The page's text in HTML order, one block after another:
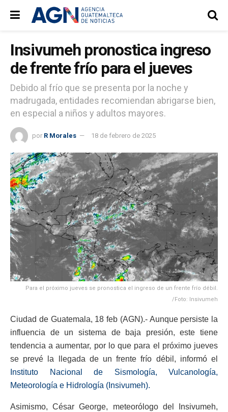
Insivumeh pronostica ingreso
de frente frío para el jueves
Debido al frío que se presenta por la noche y
madrugada, entidades recomiendan abrigarse bien,
en especial a niños y adultos mayores.
por R Morales 18 de febrero de 2025
Para el próximo jueves se pronostica el ingreso de un frente frío débil.
/Foto: Insivumeh
Ciudad de Guatemala, 18 feb (AGN).- Aunque persiste la
influencia de un sistema de baja presión, este tiene
tendencia a aumentar, por lo que para el próximo jueves
se prevé la llegada de un frente frío débil, informó el
Instituto Nacional de Sismología, Vulcanología,
Meteorología e Hidrología (Insivumeh).
Asimismo, César George, meteorólogo del Insivumeh,